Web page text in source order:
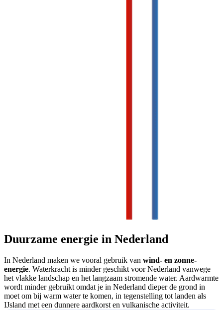
Duurzame energie in Nederland
In Nederland maken we vooral gebruik van wind- en zonne-
energie. Waterkracht is minder geschikt voor Nederland vanwege
het vlakke landschap en het langzaam stromende water. Aardwarmte
wordt minder gebruikt omdat je in Nederland dieper de grond in
moet om bij warm water te komen, in tegenstelling tot landen als
IJsland met een dunnere aardkorst en vulkanische activiteit.